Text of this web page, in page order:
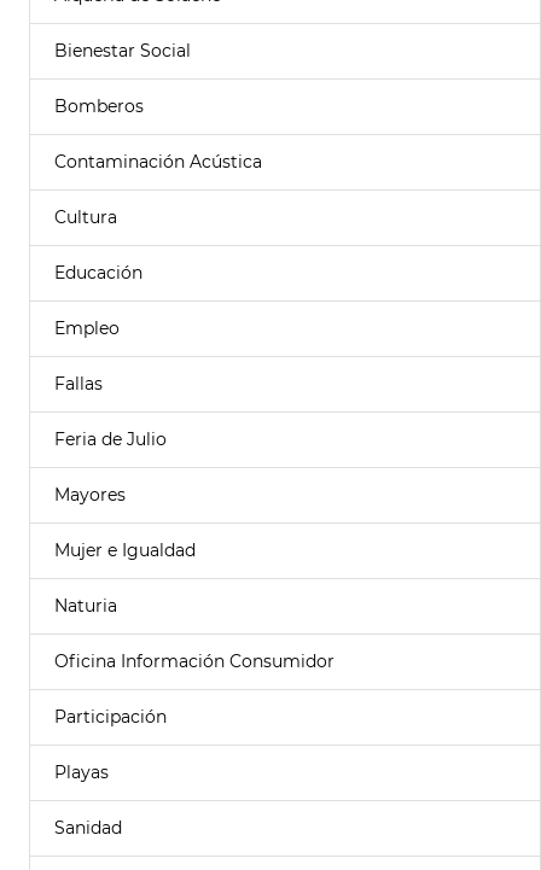
Bienestar Social
Bomberos
Contaminación Acústica
Cultura
Educación
Empleo
Fallas
Feria de Julio
Mayores
Mujer e Igualdad
Naturia
Oficina Información Consumidor
Participación
Playas
Sanidad